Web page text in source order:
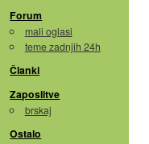
Forum
mali oglasi
teme zadnjih 24h
Članki
Zaposlitve
brskaj
Ostalo